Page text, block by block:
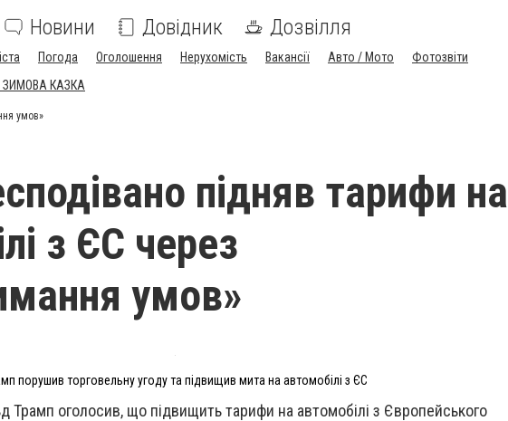
Новини Довідник Дозвілля
Погода Оголошення Нерухомість Вакансії Авто / Мото
Фотозвіти
КАЗКА
умов»
підняв тарифи на
з ЄС через
умов»
порушив торговельну угоду та підвищив мита на автомобілі з ЄС
оголосив, що підвищить тарифи на автомобілі з Європейського